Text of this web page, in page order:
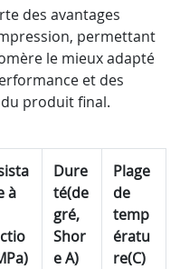
des avantages
permettant
le mieux adapté
et des
produit final.
à
Dure
té(de
gré,
Shor
e A)
Plage
de
temp
ératu
re(C)